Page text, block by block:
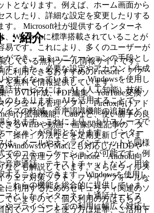
トとなります。例えば、ホーム画面から
スしたり、詳細な設定を変更したりする
す。 Microsoft社が提供するインターネ
、Windowsに標準搭載されていることが
易です。これにより、多くのユーザーが
ができ、コミュニケーションの手段とし
す。また、必要な設定やアカウント作成
やすくなっています。 Windowsを使用し
話サービスには、AI（人工知能）技術
のもあります。AIを活用することで、
イズの軽減、音声認識機能の追加など、
られます。これにより、よりスムーズで
ーションが可能となります。 インター
は、メールやオンラインチャットと同様
でのコミュニケーションが可能です。例
音声通話、テキストチャットなど、用途
することができます。Windowsを使用し
これらの機能を総合的に提供していま
スとしたインターネット通話サービス
やプライベートでの利用に幅広く対応し
：紹介
している無料ツール情報サイトです。
に利用できるおすすめのFreesoft・アプ
を無料で情報提供しています。
、DVD作成、PDF編集、YouTube変換ソ
ケジュール管理ソフト、Firefox向けアド
向け拡張機能、Cadなど、使い勝手の良
きるWEBや動画・画像関連記事の「ダ
「操作」方法などを定期更新していま
Windows10やMacにも対応したHDDや
ステム管理ソフトやiPhone・Android向
なども解説しています。さらにウイルス
ウェア対策ソフト、ファイアフォールな
に利用するためのセキュリティ関連のソ
ていますので、個人利用の方はもちろ
的でパソコンを使う方は是非、ご活用下